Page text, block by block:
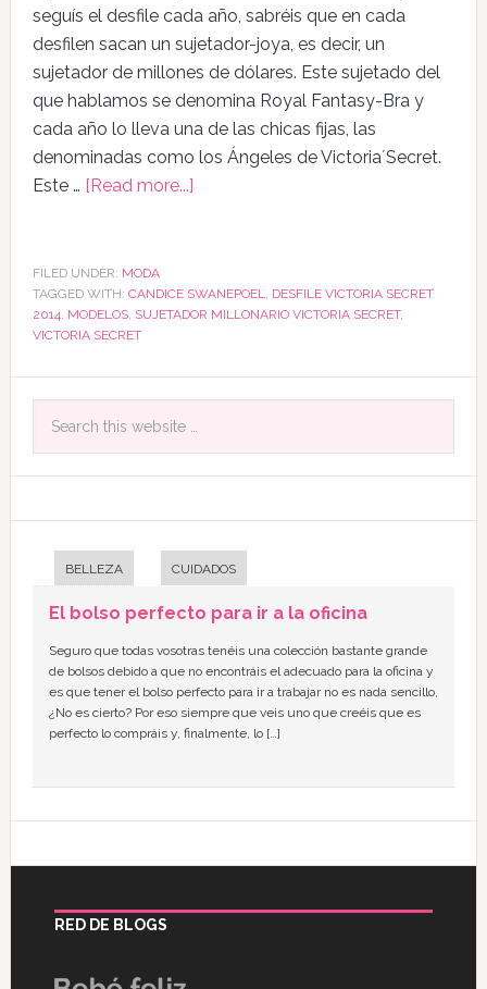
seguís el desfile cada año, sabréis que en cada
desfilen sacan un sujetador-joya, es decir, un
sujetador de millones de dólares. Este sujetado del
que hablamos se denomina Royal Fantasy-Bra y
cada año lo lleva una de las chicas fijas, las
denominadas como los Ángeles de Victoria´Secret.
Este … [Read more...]
FILED UNDER: MODA
TAGGED WITH: CANDICE SWANEPOEL, DESFILE VICTORIA SECRET
2014, MODELOS, SUJETADOR MILLONARIO VICTORIA SECRET,
VICTORIA SECRET
BELLEZA CUIDADOS
El bolso perfecto para ir a la oficina
Seguro que todas vosotras tenéis una colección bastante grande
de bolsos debido a que no encontráis el adecuado para la oficina y
es que tener el bolso perfecto para ir a trabajar no es nada sencillo,
¿No es cierto? Por eso siempre que veis uno que creéis que es
perfecto lo compráis y, finalmente, lo […]
RED DE BLOGS